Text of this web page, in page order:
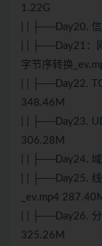
1.22G
| | ├──Day20.
| | ├──Day21：
字节序转换
| | ├──Day22.
348.46M
| | ├──Day23.
306.28M
| | ├──Day24.
| | ├──Day25.
_ev.mp4
| | ├──Day26.
325.26M